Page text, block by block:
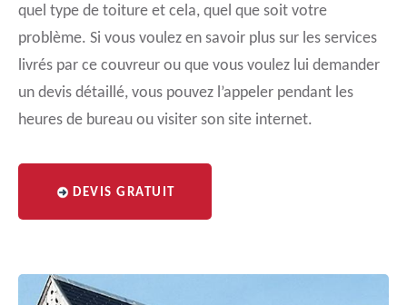
quel type de toiture et cela, quel que soit votre
problème. Si vous voulez en savoir plus sur les services
livrés par ce couvreur ou que vous voulez lui demander
un devis détaillé, vous pouvez l’appeler pendant les
heures de bureau ou visiter son site internet.
DEVIS GRATUIT